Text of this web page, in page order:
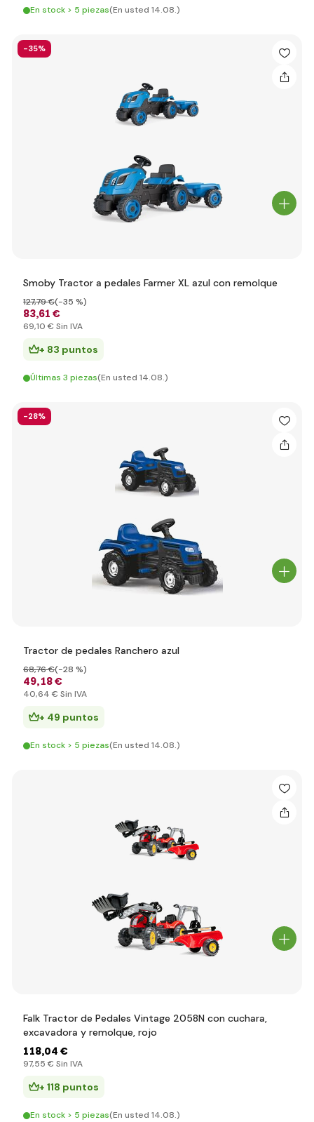
En stock > 5 piezas(En usted 14.08.)
-35%
Smoby Tractor a pedales Farmer XL azul con remolque
83,61 €
127,79 €(-35 %)
69,10 € Sin IVA
+ 83 puntos
Últimas 3 piezas(En usted 14.08.)
-28%
Tractor de pedales Ranchero azul
49,18 €
68,76 €(-28 %)
40,64 € Sin IVA
+ 49 puntos
En stock > 5 piezas(En usted 14.08.)
Falk Tractor de Pedales Vintage 2058N con cuchara,
excavadora y remolque, rojo
118,04 €
97,55 € Sin IVA
+ 118 puntos
En stock > 5 piezas(En usted 14.08.)